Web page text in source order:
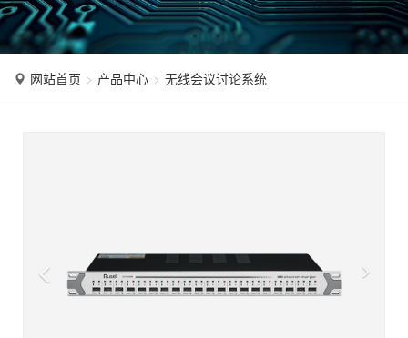
n
网站首页 产品中心 无线会议讨论系统
i